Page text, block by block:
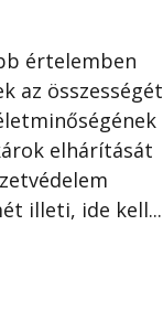
értelemben
az összességét
elhárítását
illeti, ide kell...